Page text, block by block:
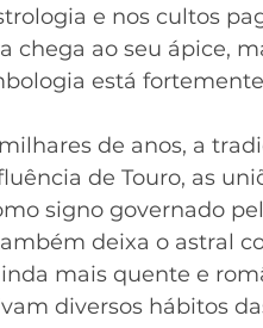
e nos cultos
chega ao seu ápice,
está
de anos, a
de Touro, as
signo governado
deixa o astral
mais quente e
diversos hábitos